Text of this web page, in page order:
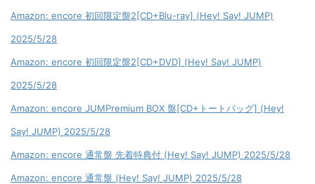
Amazon: encore 初回限定盤2[CD+Blu-ray] (Hey! Say! JUMP)
2025/5/28
Amazon: encore 初回限定盤2[CD+DVD] (Hey! Say! JUMP)
2025/5/28
Amazon: encore JUMPremium BOX 盤[CD+トートバッグ] (Hey!
Say! JUMP) 2025/5/28
Amazon: encore 通常盤 先着特典付 (Hey! Say! JUMP) 2025/5/28
Amazon: encore 通常盤 (Hey! Say! JUMP) 2025/5/28